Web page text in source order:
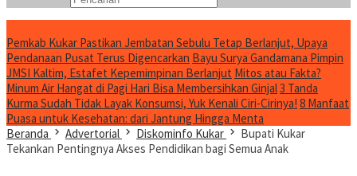
Pemkab Kukar Pastikan Jembatan Sebulu Tetap Berlanjut, Upaya
Pendanaan Pusat Terus Digencarkan Bayu Surya Gandamana Pimpin
JMSI Kaltim, Estafet Kepemimpinan Berlanjut Mitos atau Fakta?
Minum Air Hangat di Pagi Hari Bisa Membersihkan Ginjal3 Tanda
Kurma Sudah Tidak Layak Konsumsi, Yuk Kenali Ciri-Cirinya! 8 Manfaat
Puasa untuk Kesehatan: dari Jantung Hingga Menta
Beranda
Advertorial Diskominfo Kukar
Bupati Kukar
Tekankan Pentingnya Akses Pendidikan bagi Semua Anak